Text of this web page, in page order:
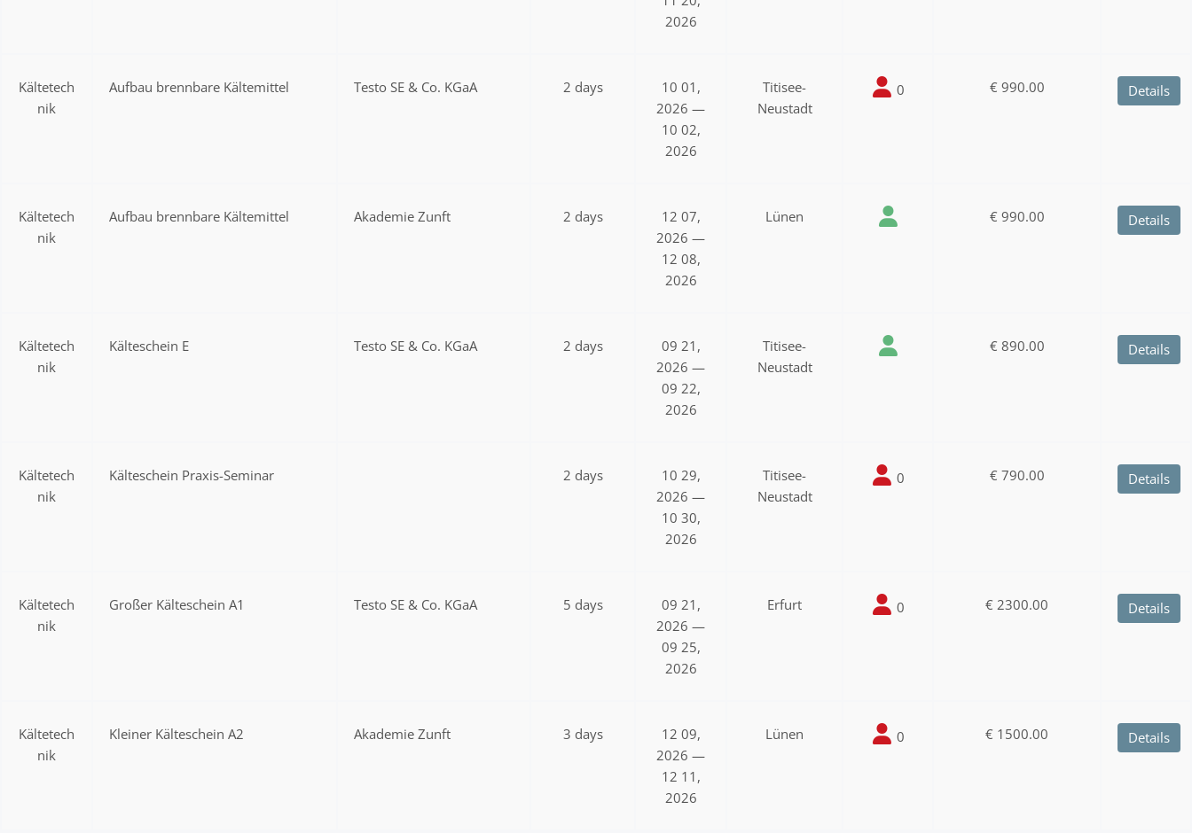
2026
Kältetech
nik
Aufbau brennbare Kältemittel Testo SE & Co. KGaA 2 days
10 01,
2026 —
10 02,
2026
Titisee-
Neustadt
0 € 990.00 Details
Kältetech
nik
Aufbau brennbare Kältemittel Akademie Zunft 2 days
12 07,
2026 —
12 08,
2026
Lünen € 990.00 Details
Kältetech
nik
Kälteschein E Testo SE & Co. KGaA 2 days
09 21,
2026 —
09 22,
2026
Titisee-
Neustadt
€ 890.00 Details
Kältetech
nik
Kälteschein Praxis-Seminar 2 days
10 29,
2026 —
10 30,
2026
Titisee-
Neustadt
0 € 790.00 Details
Kältetech
nik
Großer Kälteschein A1 Testo SE & Co. KGaA 5 days
09 21,
2026 —
09 25,
2026
Erfurt 0 € 2300.00 Details
Kältetech
nik
Kleiner Kälteschein A2 Akademie Zunft 3 days
12 09,
2026 —
12 11,
2026
Lünen 0 € 1500.00 Details